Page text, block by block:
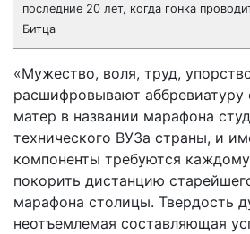
последние 20 лет, когда гонка
Битца
«Мужество, воля, труд,
расшифровывают
матер в названии марафона
технического ВУЗа страны, и
компоненты требуются
покорить дистанцию
марафона столицы. Твердость
неотъемлемая составляющая